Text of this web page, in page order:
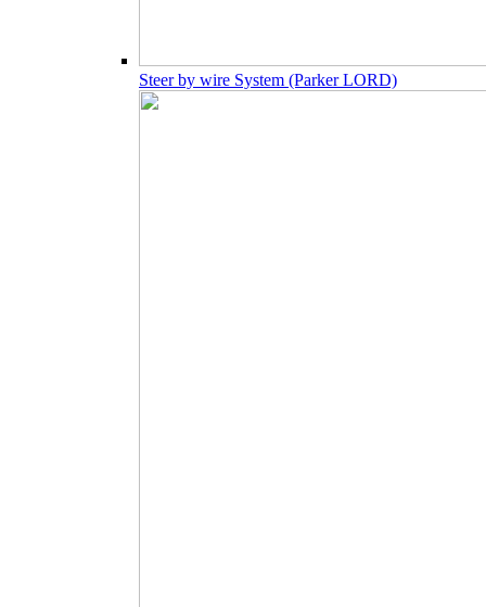
Steer by wire System (Parker LORD)